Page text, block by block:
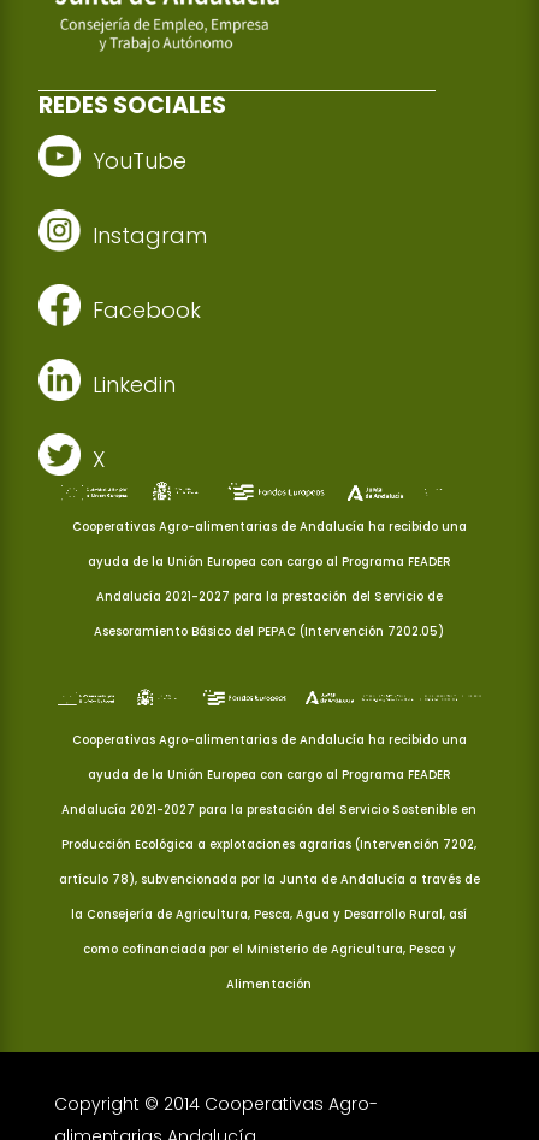
REDES SOCIALES
YouTube
Instagram
Facebook
Linkedin
X
Cooperativas Agro-alimentarias de Andalucía ha recibido una
ayuda de la Unión Europea con cargo al Programa FEADER
Andalucía 2021-2027 para la prestación del Servicio de
Asesoramiento Básico del PEPAC (Intervención 7202.05)
Cooperativas Agro-alimentarias de Andalucía ha recibido una
ayuda de la Unión Europea con cargo al Programa FEADER
Andalucía 2021-2027 para la prestación del Servicio Sostenible en
Producción Ecológica a explotaciones agrarias (Intervención 7202,
artículo 78), subvencionada por la Junta de Andalucía a través de
la Consejería de Agricultura, Pesca, Agua y Desarrollo Rural, así
como cofinanciada por el Ministerio de Agricultura, Pesca y
Alimentación
Copyright © 2014 Cooperativas Agro-